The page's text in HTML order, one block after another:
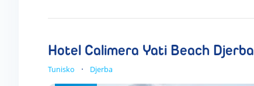
Hotel Calimera Yati Beach Djerba
Tunisko Djerba